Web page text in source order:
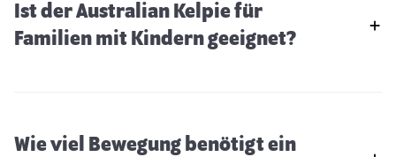
Ist der Australian Kelpie für
Familien mit Kindern geeignet?
Wie viel Bewegung benötigt ein